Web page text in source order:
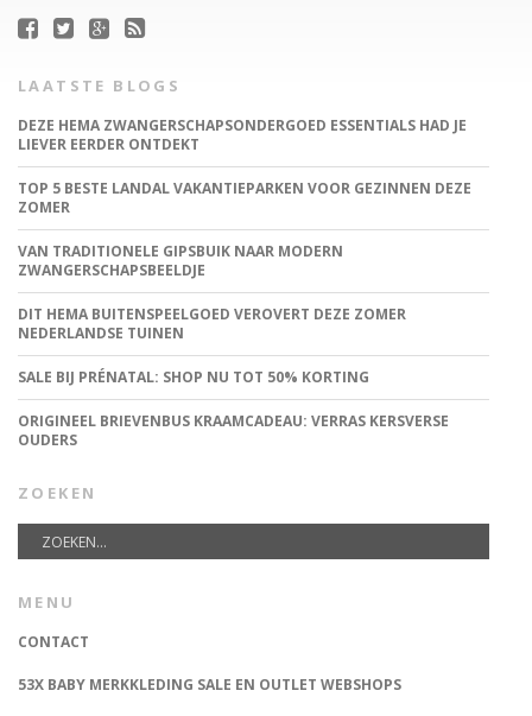
LAATSTE BLOGS
DEZE HEMA ZWANGERSCHAPSONDERGOED ESSENTIALS HAD JE
LIEVER EERDER ONTDEKT
TOP 5 BESTE LANDAL VAKANTIEPARKEN VOOR GEZINNEN DEZE
ZOMER
VAN TRADITIONELE GIPSBUIK NAAR MODERN
ZWANGERSCHAPSBEELDJE
DIT HEMA BUITENSPEELGOED VEROVERT DEZE ZOMER
NEDERLANDSE TUINEN
SALE BIJ PRÉNATAL: SHOP NU TOT 50% KORTING
ORIGINEEL BRIEVENBUS KRAAMCADEAU: VERRAS KERSVERSE
OUDERS
ZOEKEN
MENU
CONTACT
53X BABY MERKKLEDING SALE EN OUTLET WEBSHOPS